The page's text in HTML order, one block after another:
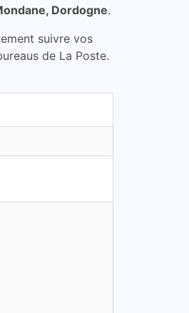
Dordogne.
suivre vos
de La Poste.